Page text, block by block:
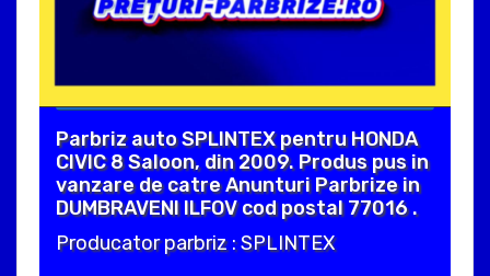
Parbriz auto SPLINTEX pentru HONDA
CIVIC 8 Saloon, din 2009. Produs pus in
vanzare de catre Anunturi Parbrize in
DUMBRAVENI ILFOV cod postal 77016 .
Producator parbriz : SPLINTEX